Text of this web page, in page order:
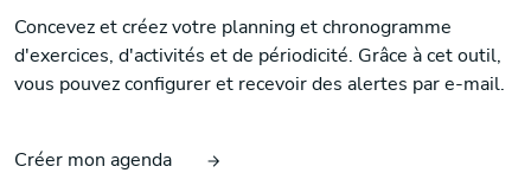
Concevez et créez votre planning et chronogramme
d'exercices, d'activités et de périodicité. Grâce à cet outil,
vous pouvez configurer et recevoir des alertes par e-mail.
Créer mon agenda